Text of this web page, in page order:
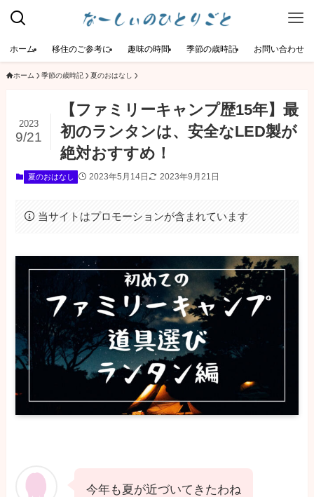
ホーム 移住のご参考に 趣味の時間 季節の歳時記 お問い合わせ
ホーム 季節の歳時記 夏のおはなし
【ファミリーキャンプ歴15年】最
初のランタンは、安全なLED製が
絶対おすすめ！
2023
9/21
夏のおはなし 2023年5月14日 2023年9月21日
当サイトはプロモーションが含まれています
今年も夏が近づいてきたわね